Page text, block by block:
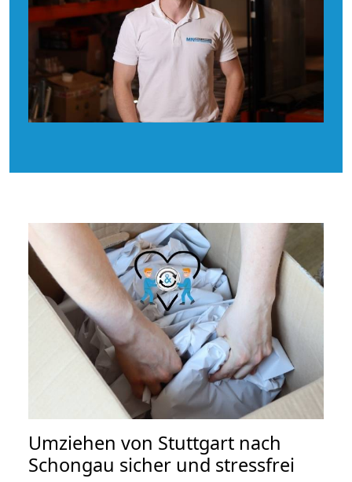
Umziehen von Stuttgart nach
Schongau sicher und stressfrei